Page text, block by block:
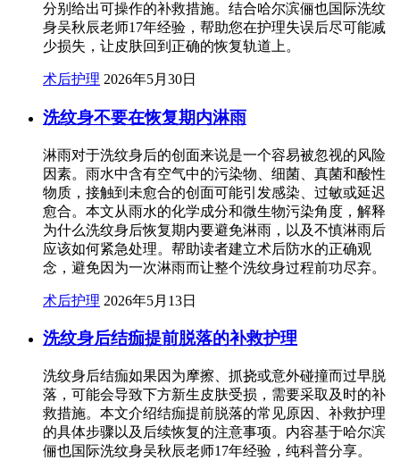
分别给出可操作的补救措施。结合哈尔滨俪也国际洗纹
身吴秋辰老师17年经验，帮助您在护理失误后尽可能减
少损失，让皮肤回到正确的恢复轨道上。
术后护理 2026年5月30日
洗纹身不要在恢复期内淋雨
淋雨对于洗纹身后的创面来说是一个容易被忽视的风险
因素。雨水中含有空气中的污染物、细菌、真菌和酸性
物质，接触到未愈合的创面可能引发感染、过敏或延迟
愈合。本文从雨水的化学成分和微生物污染角度，解释
为什么洗纹身后恢复期内要避免淋雨，以及不慎淋雨后
应该如何紧急处理。帮助读者建立术后防水的正确观
念，避免因为一次淋雨而让整个洗纹身过程前功尽弃。
术后护理 2026年5月13日
洗纹身后结痂提前脱落的补救护理
洗纹身后结痂如果因为摩擦、抓挠或意外碰撞而过早脱
落，可能会导致下方新生皮肤受损，需要采取及时的补
救措施。本文介绍结痂提前脱落的常见原因、补救护理
的具体步骤以及后续恢复的注意事项。内容基于哈尔滨
俪也国际洗纹身吴秋辰老师17年经验，纯科普分享。